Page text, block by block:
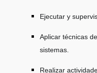
Ejecutar y
Aplicar técnicas
sistemas.
Realizar